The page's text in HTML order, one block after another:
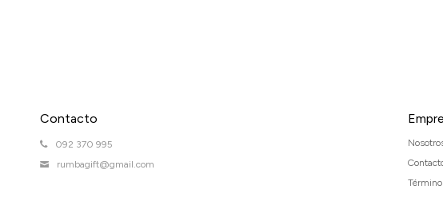
Contacto
092 370 995
rumbagift@gmail.com